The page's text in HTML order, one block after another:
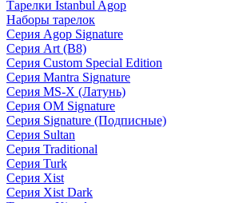
Тарелки Istanbul Agop
Наборы тарелок
Серия Agop Signature
Серия Art (B8)
Серия Custom Special Edition
Серия Mantra Signature
Серия MS-X (Латунь)
Серия OM Signature
Серия Signature (Подписные)
Серия Sultan
Серия Traditional
Серия Turk
Серия Xist
Серия Xist Dark